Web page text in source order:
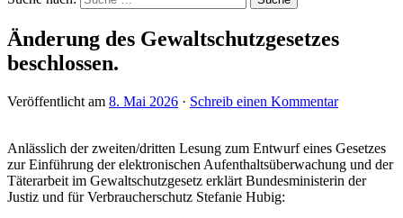
Änderung des Gewaltschutzgesetzes
beschlossen.
Veröffentlicht am 8. Mai 2026 · Schreib einen Kommentar
Anlässlich der zweiten/dritten Lesung zum Entwurf eines Gesetzes
zur Einführung der elektronischen Aufenthaltsüberwachung und der
Täterarbeit im Gewaltschutzgesetz erklärt Bundesministerin der
Justiz und für Verbraucherschutz Stefanie Hubig: